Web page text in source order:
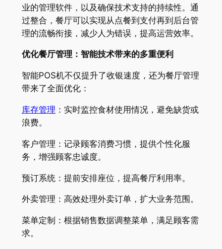
业的管理软件，以及确保技术支持的持续性。通
过整合，餐厅可以实现从点餐到支付再到后台管
理的流畅衔接，减少人为错误，提高运营效率。
优化餐厅管理：智能技术带来的多重便利
智能POS机不仅提升了收银速度，还为餐厅管理
带来了全面优化：
库存管理 ：实时监控食材使用情况，避免缺货或
浪费。
客户管理：记录顾客消费习惯，提供个性化服
务，增强顾客忠诚度。
预订系统：提前安排座位，提高餐厅利用率。
外卖管理：高效处理外卖订单，扩大业务范围。
菜单定制：根据销售数据调整菜单，满足顾客需
求。